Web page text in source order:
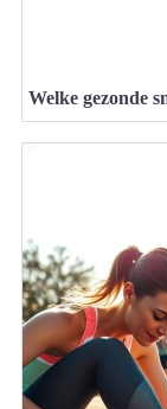
Welke gezonde